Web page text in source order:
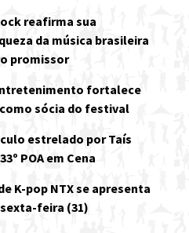
reafirma sua
da música brasileira
promissor
fortalece
sócia do festival
estrelado por Taís
POA em Cena
K-pop NTX se apresenta
feira (31)